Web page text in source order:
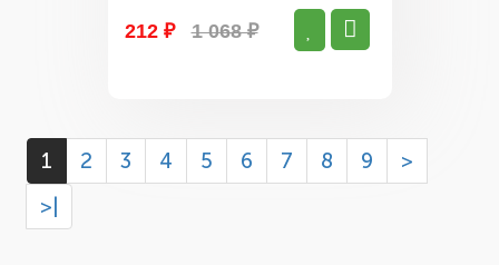
212 ₽ 1 068 ₽
1 2 3 4 5 6 7 8 9
>
>|